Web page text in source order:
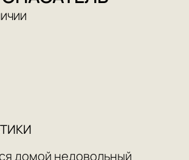
домой недовольный